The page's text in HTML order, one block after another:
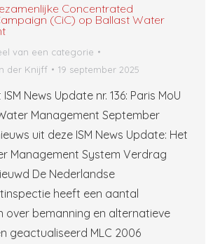
Concentrated
(CiC) op Ballast Water
van een categorie
der Knijff 19 september 2025
ISM News Update nr. 136: Paris MoU
Management September
uit deze ISM News Update: Het
Management System Verdrag
De Nederlandse
heeft een aantal
over bemanning en alternatieve
geactualiseerd MLC 2006